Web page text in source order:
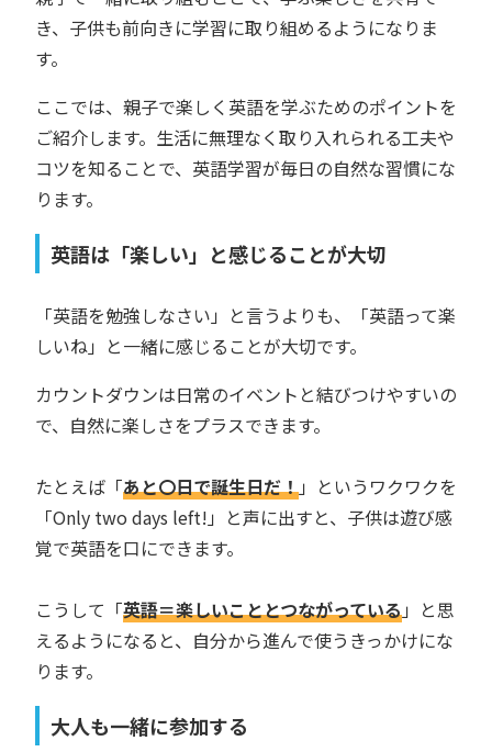
き、子供も前向きに学習に取り組めるようになりま
す。
ここでは、親子で楽しく英語を学ぶためのポイントを
ご紹介します。生活に無理なく取り入れられる工夫や
コツを知ることで、英語学習が毎日の自然な習慣にな
ります。
英語は「楽しい」と感じることが大切
「英語を勉強しなさい」と言うよりも、「英語って楽
しいね」と一緒に感じることが大切です。
カウントダウンは日常のイベントと結びつけやすいの
で、自然に楽しさをプラスできます。
たとえば「あと〇日で誕生日だ！」というワクワクを
「Only two days left!」と声に出すと、子供は遊び感
覚で英語を口にできます。
こうして「英語＝楽しいこととつながっている」と思
えるようになると、自分から進んで使うきっかけにな
ります。
大人も一緒に参加する